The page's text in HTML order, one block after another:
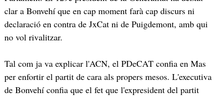
clar a Bonvehí que en cap moment farà cap discurs ni
declaració en contra de JxCat ni de Puigdemont, amb qui
no vol rivalitzar.
Tal com ja va explicar l'ACN, el PDeCAT confia en Mas
per enfortir el partit de cara als propers mesos. L'executiva
de Bonvehí confia que el fet que l'expresident del partit